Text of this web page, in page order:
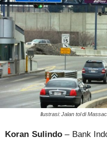
Ilustrasi: Jalan tol di
Koran Sulindo – Bank